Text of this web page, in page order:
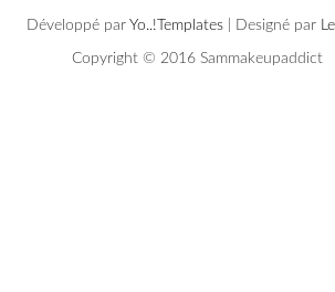
Développé par Yo..!Templates | Designé par
Copyright © 2016 Sammakeupaddict